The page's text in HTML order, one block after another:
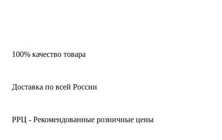
100% качество товара
Доставка по всей России
РРЦ - Рекомендованные розничные цены